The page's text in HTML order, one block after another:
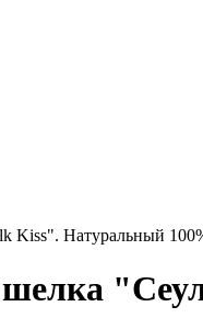
Kiss". Натуральный
шелка